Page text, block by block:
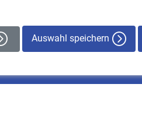
Auswahl speichern